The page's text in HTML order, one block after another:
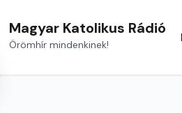
Magyar Katolikus Rádió
Örömhír mindenkinek!